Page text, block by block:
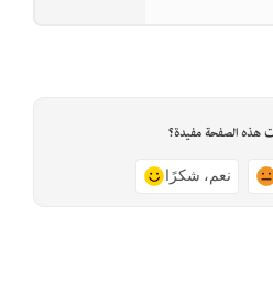
هذه الصفحة مفيدة؟
نعم، شكرًا